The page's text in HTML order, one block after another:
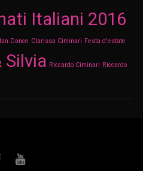
Italiani 2016
Clarissa Ciminari Festa d'estate
Silvia Riccardo Ciminari Riccardo